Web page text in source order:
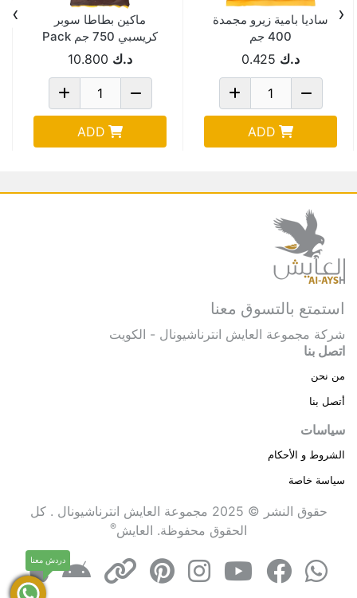
ساديا بامية زيرو مجمدة
400 جم
د.ك 0.425
ADD
ماكين بطاطا سوبر
كريسبي 750 جم Pack
Of 12 د.ك 10.800
ADD
‹
›
استمتع بالتسوق معنا
شركة مجموعة العايش انترناشيونال - الكويت
اتصل بنا
من نحن
أتصل بنا
سياسات
الشروط و الأحكام
سياسة خاصة
حقوق النشر © 2025 مجموعة العايش انترناشيونال . كل
الحقوق محفوظة. العايش®
دردش معنا